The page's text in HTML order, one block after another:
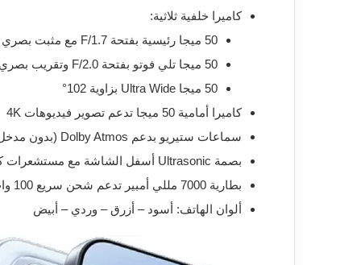
كاميرا خلفية ثلاثية:
50 ميجا رئيسية بفتحة F/1.7 مع مثبت بصري OIS
50 ميجا تلي فوتو بفتحة F/2.0 وتقريب بصري 2.6X
50 ميجا Ultra Wide بزاوية 102°
كاميرا أمامية 50 ميجا تدعم تصوير فيديوهات 4K
سماعات ستيريو بدعم Dolby Atmos (بدون مدخل 3.5 مم)
بصمة Ultrasonic أسفل الشاشة مع مستشعرات كاملة و IR Blaster
بطارية 7000 مللي أمبير تدعم شحن سريع 100 وات سلكي و50 وات لاسلكي مع شحن عكسي 22.5 وات
ألوان الهاتف: أسود – أزرق – وردي – أبيض